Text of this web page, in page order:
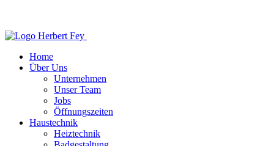
Home
Über Uns
Unternehmen
Unser Team
Jobs
Öffnungszeiten
Haustechnik
Heiztechnik